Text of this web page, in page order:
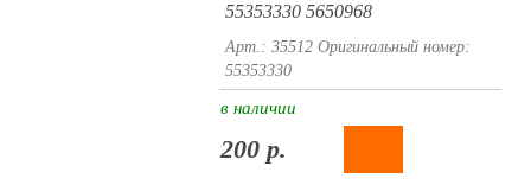
55353330 5650968
Арт.: 35512 Оригинальный номер:
55353330
в наличии
200 р.